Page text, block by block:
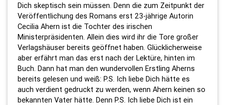
Dich skeptisch sein müssen. Denn die zum Zeitpunkt der
Veröffentlichung des Romans erst 23-jährige Autorin
Cecilia Ahern ist die Tochter des irischen
Ministerpräsidenten. Allein dies wird ihr die Tore großer
Verlagshäuser bereits geöffnet haben. Glücklicherweise
aber erfährt man das erst nach der Lektüre, hinten im
Buch. Dann hat man den wundervollen Erstling Aherns
bereits gelesen und weiß: P.S. Ich liebe Dich hätte es
auch verdient gedruckt zu werden, wenn Ahern keinen so
bekannten Vater hätte. Denn P.S. Ich liebe Dich ist ein